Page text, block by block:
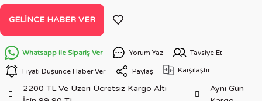
GELINCE HABER VER
Whatsapp ile Sipariş Ver Yorum Yaz Tavsiye Et
Fiyatı Düşünce Haber Ver Paylaş Karşılaştır
2200 TL Ve Üzeri Ücretsiz Kargo Altı
Aynı Gün